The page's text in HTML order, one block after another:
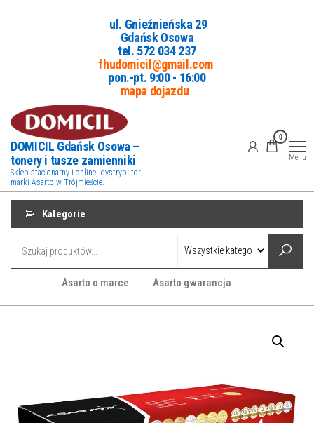
ul. Gnieźnieńska 29
Gdańsk Osowa
tel. 572 034 237
fhudomicil@gmail.com
pon.-pt. 9:00 - 16:00
mapa dojazdu
DOMICIL Gdańsk Osowa –
tonery i tusze zamienniki
Sklep stacjonarny i online, dystrybutor
marki Asarto w Trójmieście.
0
Menu
Kategorie
Asarto o marce Asarto gwarancja